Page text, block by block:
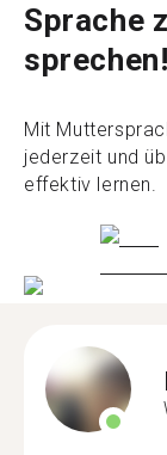
Sprache
sprechen!
Mit
jederzeit und
effektiv lernen.